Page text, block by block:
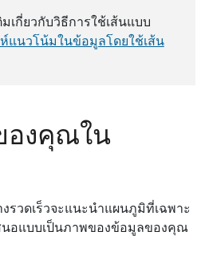
มเกี่ยวกับวิธีการใช้เส้นแบบ
ห์แนวโน้มในข้อมูลโดยใช้เส้น
องคุณใน
รวดเร็วจะแนะนำแผนภูมิที่เฉพาะ
นอแบบเป็นภาพของข้อมูลของคุณ